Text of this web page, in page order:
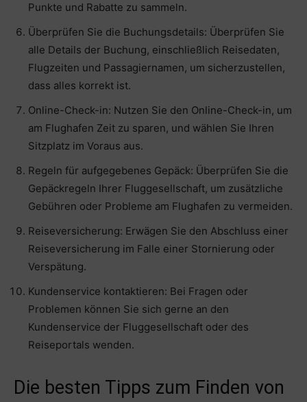
Punkte und Rabatte zu sammeln.
Überprüfen Sie die Buchungsdetails: Überprüfen Sie
alle Details der Buchung, einschließlich Reisedaten,
Flugzeiten und Passagiernamen, um sicherzustellen,
dass alles korrekt ist.
Online-Check-in: Nutzen Sie den Online-Check-in, um
am Flughafen Zeit zu sparen, und wählen Sie Ihren
Sitzplatz im Voraus aus.
Regeln für aufgegebenes Gepäck: Überprüfen Sie die
Gepäckregeln Ihrer Fluggesellschaft, um zusätzliche
Gebühren oder Probleme am Flughafen zu vermeiden.
Reiseversicherung: Erwägen Sie den Abschluss einer
Reiseversicherung im Falle einer Stornierung oder
Verspätung.
Kundenservice kontaktieren: Bei Fragen oder
Problemen können Sie sich gerne an den
Kundenservice der Fluggesellschaft oder des
Reiseportals wenden.
Die besten Tipps zum Finden von